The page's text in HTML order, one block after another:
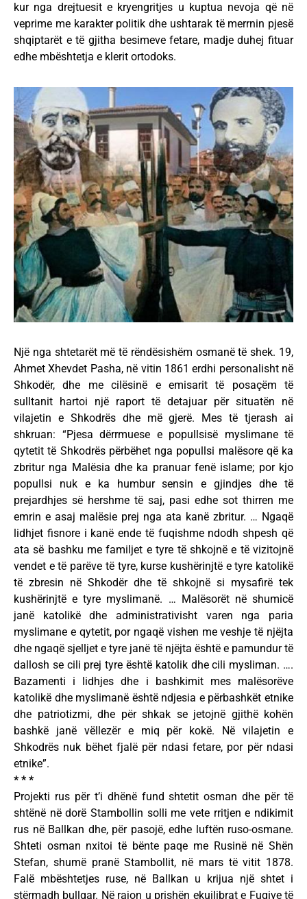
kur nga drejtuesit e kryengritjes u kuptua nevoja që në
veprime me karakter politik dhe ushtarak të merrnin pjesë
shqiptarët e të gjitha besimeve fetare, madje duhej fituar
edhe mbështetja e klerit ortodoks.
Një nga shtetarët më të rëndësishëm osmanë të shek. 19,
Ahmet Xhevdet Pasha, në vitin 1861 erdhi personalisht në
Shkodër, dhe me cilësinë e emisarit të posaçëm të
sulltanit hartoi një raport të detajuar për situatën në
vilajetin e Shkodrës dhe më gjerë. Mes të tjerash ai
shkruan: “Pjesa dërrmuese e popullsisë myslimane të
qytetit të Shkodrës përbëhet nga popullsi malësore që ka
zbritur nga Malësia dhe ka pranuar fenë islame; por kjo
popullsi nuk e ka humbur sensin e gjindjes dhe të
prejardhjes së hershme të saj, pasi edhe sot thirren me
emrin e asaj malësie prej nga ata kanë zbritur. … Ngaqë
lidhjet fisnore i kanë ende të fuqishme ndodh shpesh që
ata së bashku me familjet e tyre të shkojnë e të vizitojnë
vendet e të parëve të tyre, kurse kushërinjtë e tyre katolikë
të zbresin në Shkodër dhe të shkojnë si mysafirë tek
kushërinjtë e tyre myslimanë. … Malësorët në shumicë
janë katolikë dhe administrativisht varen nga paria
myslimane e qytetit, por ngaqë vishen me veshje të njëjta
dhe ngaqë sjelljet e tyre janë të njëjta është e pamundur të
dallosh se cili prej tyre është katolik dhe cili mysliman. ….
Bazamenti i lidhjes dhe i bashkimit mes malësorëve
katolikë dhe myslimanë është ndjesia e përbashkët etnike
dhe patriotizmi, dhe për shkak se jetojnë gjithë kohën
bashkë janë vëllezër e miq për kokë. Në vilajetin e
Shkodrës nuk bëhet fjalë për ndasi fetare, por për ndasi
etnike”.
* * *
Projekti rus për t’i dhënë fund shtetit osman dhe për të
shtënë në dorë Stambollin solli me vete rritjen e ndikimit
rus në Ballkan dhe, për pasojë, edhe luftën ruso-osmane.
Shteti osman nxitoi të bënte paqe me Rusinë në Shën
Stefan, shumë pranë Stambollit, në mars të vitit 1878.
Falë mbështetjes ruse, në Ballkan u krijua një shtet i
stërmadh bullgar. Në rajon u prishën ekuilibrat e Fuqive të